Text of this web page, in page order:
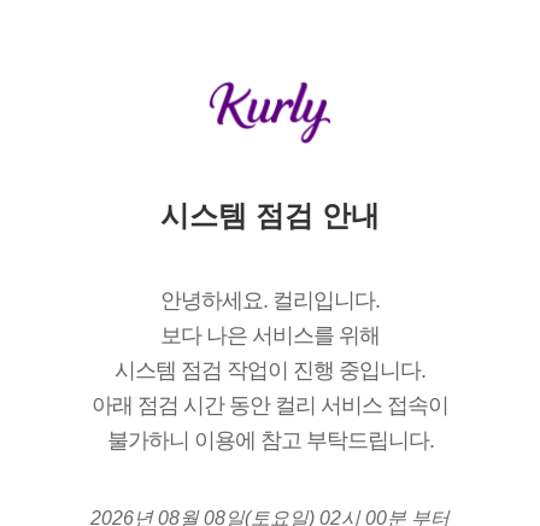
시스템 점검 안내
안녕하세요. 컬리입니다.
보다 나은 서비스를 위해
시스템 점검 작업이 진행 중입니다.
아래 점검 시간 동안 컬리 서비스 접속이
불가하니 이용에 참고 부탁드립니다.
2026년 08월 08일(토요일) 02시 00분 부터